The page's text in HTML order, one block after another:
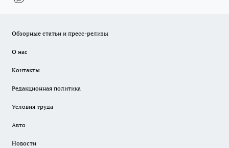
Обзорные статьи и пресс-релизы
О нас
Контакты
Редакционная политика
Условия труда
Авто
Новости